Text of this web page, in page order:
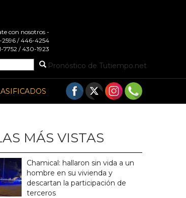
con nosotros -
2596 / 446-4254
/ 430-1923
Pronóstico de Tutiempo.net
MÁS VISTAS
Chamical: hallaron sin vida a un
hombre en su vivienda y
descartan la participación de
terceros